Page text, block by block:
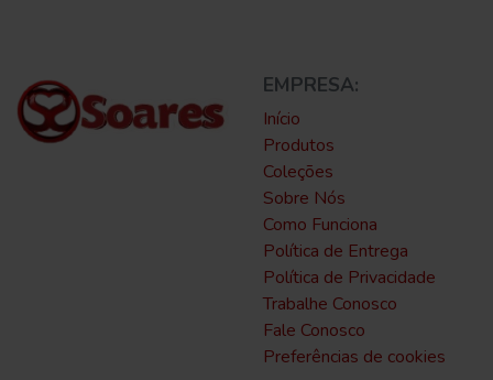
EMPRESA:
Início
Produtos
Coleções
Sobre Nós
Como Funciona
Política de Entrega
Política de Privacidade
Trabalhe Conosco
Fale Conosco
Preferências de cookies